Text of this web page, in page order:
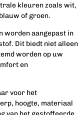
kleuren zoals wit,
of groen.
worden aangepast in
Dit biedt niet alleen
worden op uw
en
voor het
hoogte, materiaal